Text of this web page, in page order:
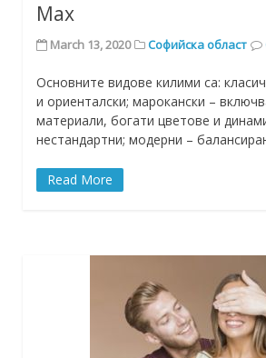
Max
March 13, 2020 Софийска област
Основните видове килими са:
и ориенталски; марокански –
материали, богати цветове и
нестандартни; модерни –
Read More